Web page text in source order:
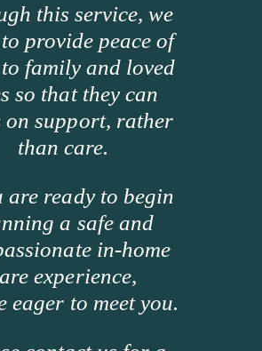
this service, we
provide peace of
family and loved
so that they can
on support, rather
than care.
are ready to begin
a safe and
in-home
experience,
eager to meet you.